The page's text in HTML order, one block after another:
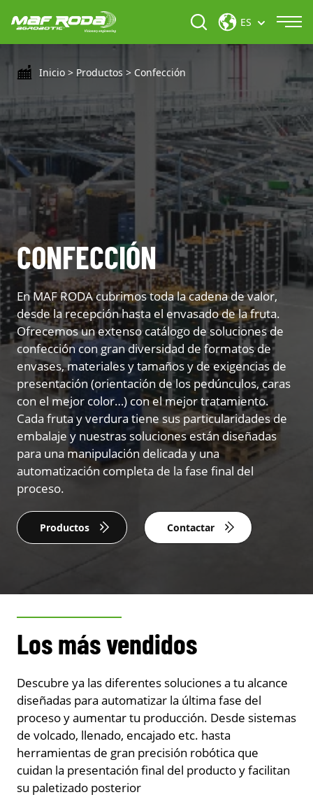
ES
Inicio > Productos > Confección
CONFECCIÓN
En MAF RODA cubrimos toda la cadena de valor,
desde la recepción hasta el envasado de la fruta.
Ofrecemos un extenso catálogo de soluciones de
confección con gran diversidad de formatos de
envases, materiales y tamaños y de exigencias de
presentación (orientación de los pedúnculos, caras
con el mejor color…) con el mejor tratamiento.
Cada fruta y verdura tiene sus particularidades de
embalaje y nuestras soluciones están diseñadas
para una manipulación delicada y una
automatización completa de la fase final del
proceso.
Productos Contactar
Los más vendidos
Descubre ya las diferentes soluciones a tu alcance
diseñadas para automatizar la última fase del
proceso y aumentar tu producción. Desde sistemas
de volcado, llenado, encajado etc. hasta
herramientas de gran precisión robótica que
cuidan la presentación final del producto y facilitan
su paletizado posterior